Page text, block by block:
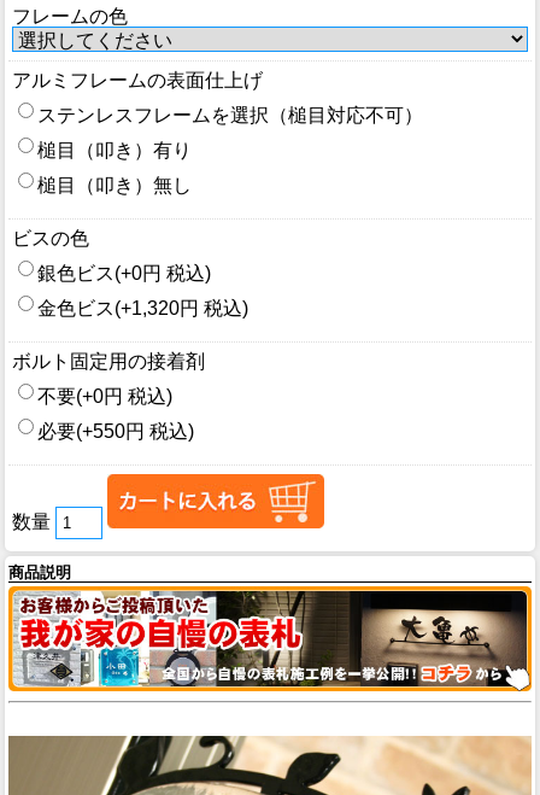
フレームの色
アルミフレームの表面仕上げ
ステンレスフレームを選択（槌目対応不可）
槌目（叩き）有り
槌目（叩き）無し
ビスの色
銀色ビス(+0円 税込)
金色ビス(+1,320円 税込)
ボルト固定用の接着剤
不要(+0円 税込)
必要(+550円 税込)
数量
商品説明